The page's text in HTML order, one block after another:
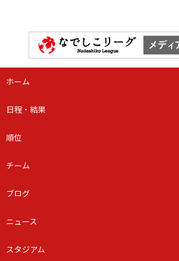
ホーム
日程・結果
順位
チーム
ブログ
ニュース
スタジアム